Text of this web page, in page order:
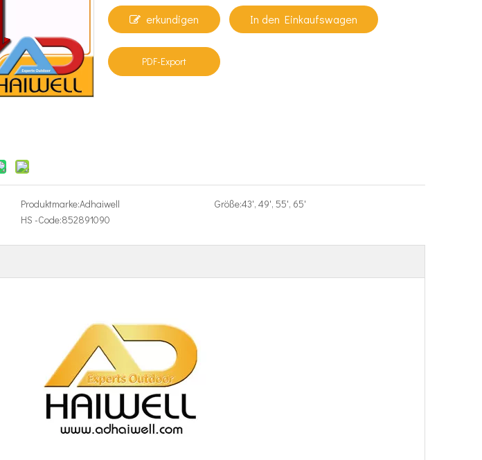
erkundigen In den Einkaufswagen
PDF-Export
Produktmarke:Adhaiwell Größe:43', 49', 55', 65'
HS -Code:852891090